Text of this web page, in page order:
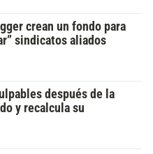
crean un fondo para
sindicatos aliados
después de la
y recalcula su